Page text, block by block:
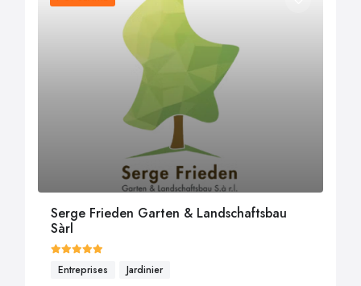
Serge Frieden Garten & Landschaftsbau
Sàrl
Entreprises Jardinier